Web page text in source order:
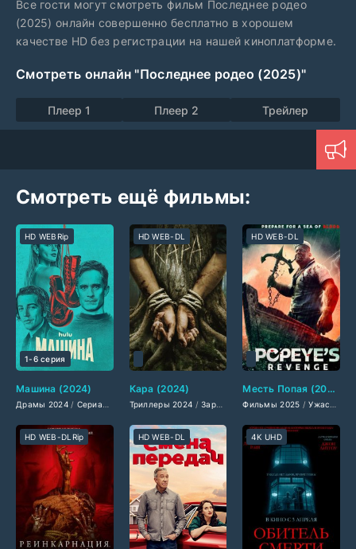
Все гости могут смотреть фильм Последнее родео
(2025) онлайн совершенно бесплатно в хорошем
качестве HD без регистрации на нашей киноплатформе.
Смотреть онлайн "Последнее родео (2025)"
Плеер 1 Плеер 2 Трейлер
Смотреть ещё фильмы:
Машина (2024)
Драмы 2024/ Сериалы 2024 /Фильмы 2024/Фильмы смотреть/
HD WEBRip
1-6 серия
Кара (2024)
Триллеры 2024 /Зарубежные фильмы 2024 /
HD WEB-DL
Месть Попая (2025)
Фильмы 2025 /Ужасы 2025
HD WEB-DL
HD WEB-DLRip HD WEB-DL 4K UHD